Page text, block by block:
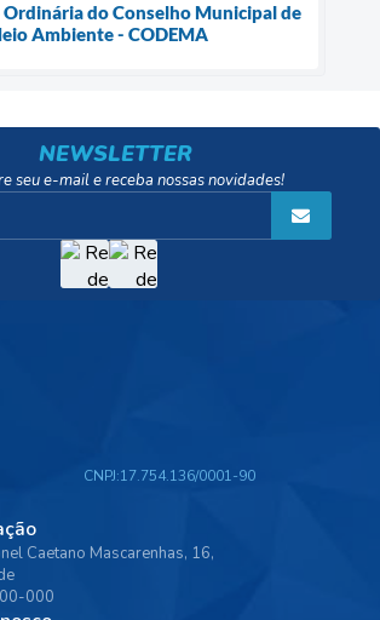
Ordinária do Conselho Municipal de
Ambiente - CODEMA
NEWSLETTER
seu e-mail e receba nossas novidades!
Caetano Mascarenhas, 16,
000
CNPJ:17.754.136/0001-90